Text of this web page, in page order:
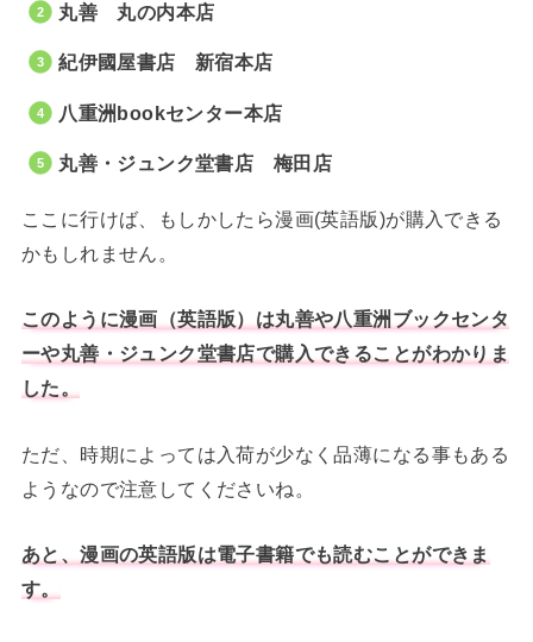
丸善 丸の内本店
紀伊國屋書店 新宿本店
八重洲bookセンター本店
丸善・ジュンク堂書店 梅田店
ここに行けば、もしかしたら漫画(英語版)が購入できる
かもしれません。
このように漫画（英語版）は丸善や八重洲ブックセンタ
ーや丸善・ジュンク堂書店で購入できることがわかりま
した。
ただ、時期によっては入荷が少なく品薄になる事もある
ようなので注意してくださいね。
あと、漫画の英語版は電子書籍でも読むことができま
す。